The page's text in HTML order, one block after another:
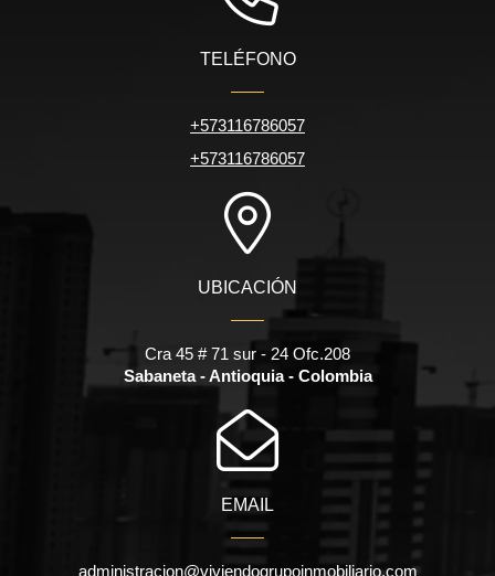
TELÉFONO
+573116786057
+573116786057
UBICACIÓN
Cra 45 # 71 sur - 24 Ofc.208
Sabaneta - Antioquia - Colombia
EMAIL
administracion@viviendogrupoinmobiliario.com